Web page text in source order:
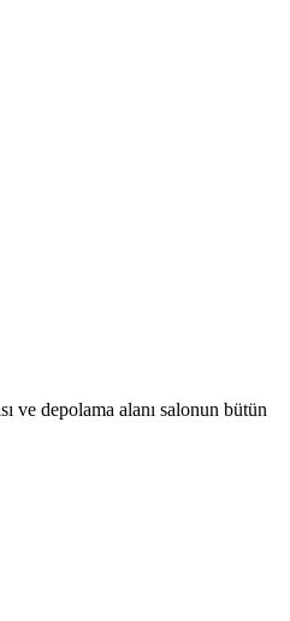
ve depolama alanı salonun bütün